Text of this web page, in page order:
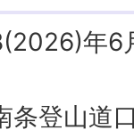
年6
条登山道